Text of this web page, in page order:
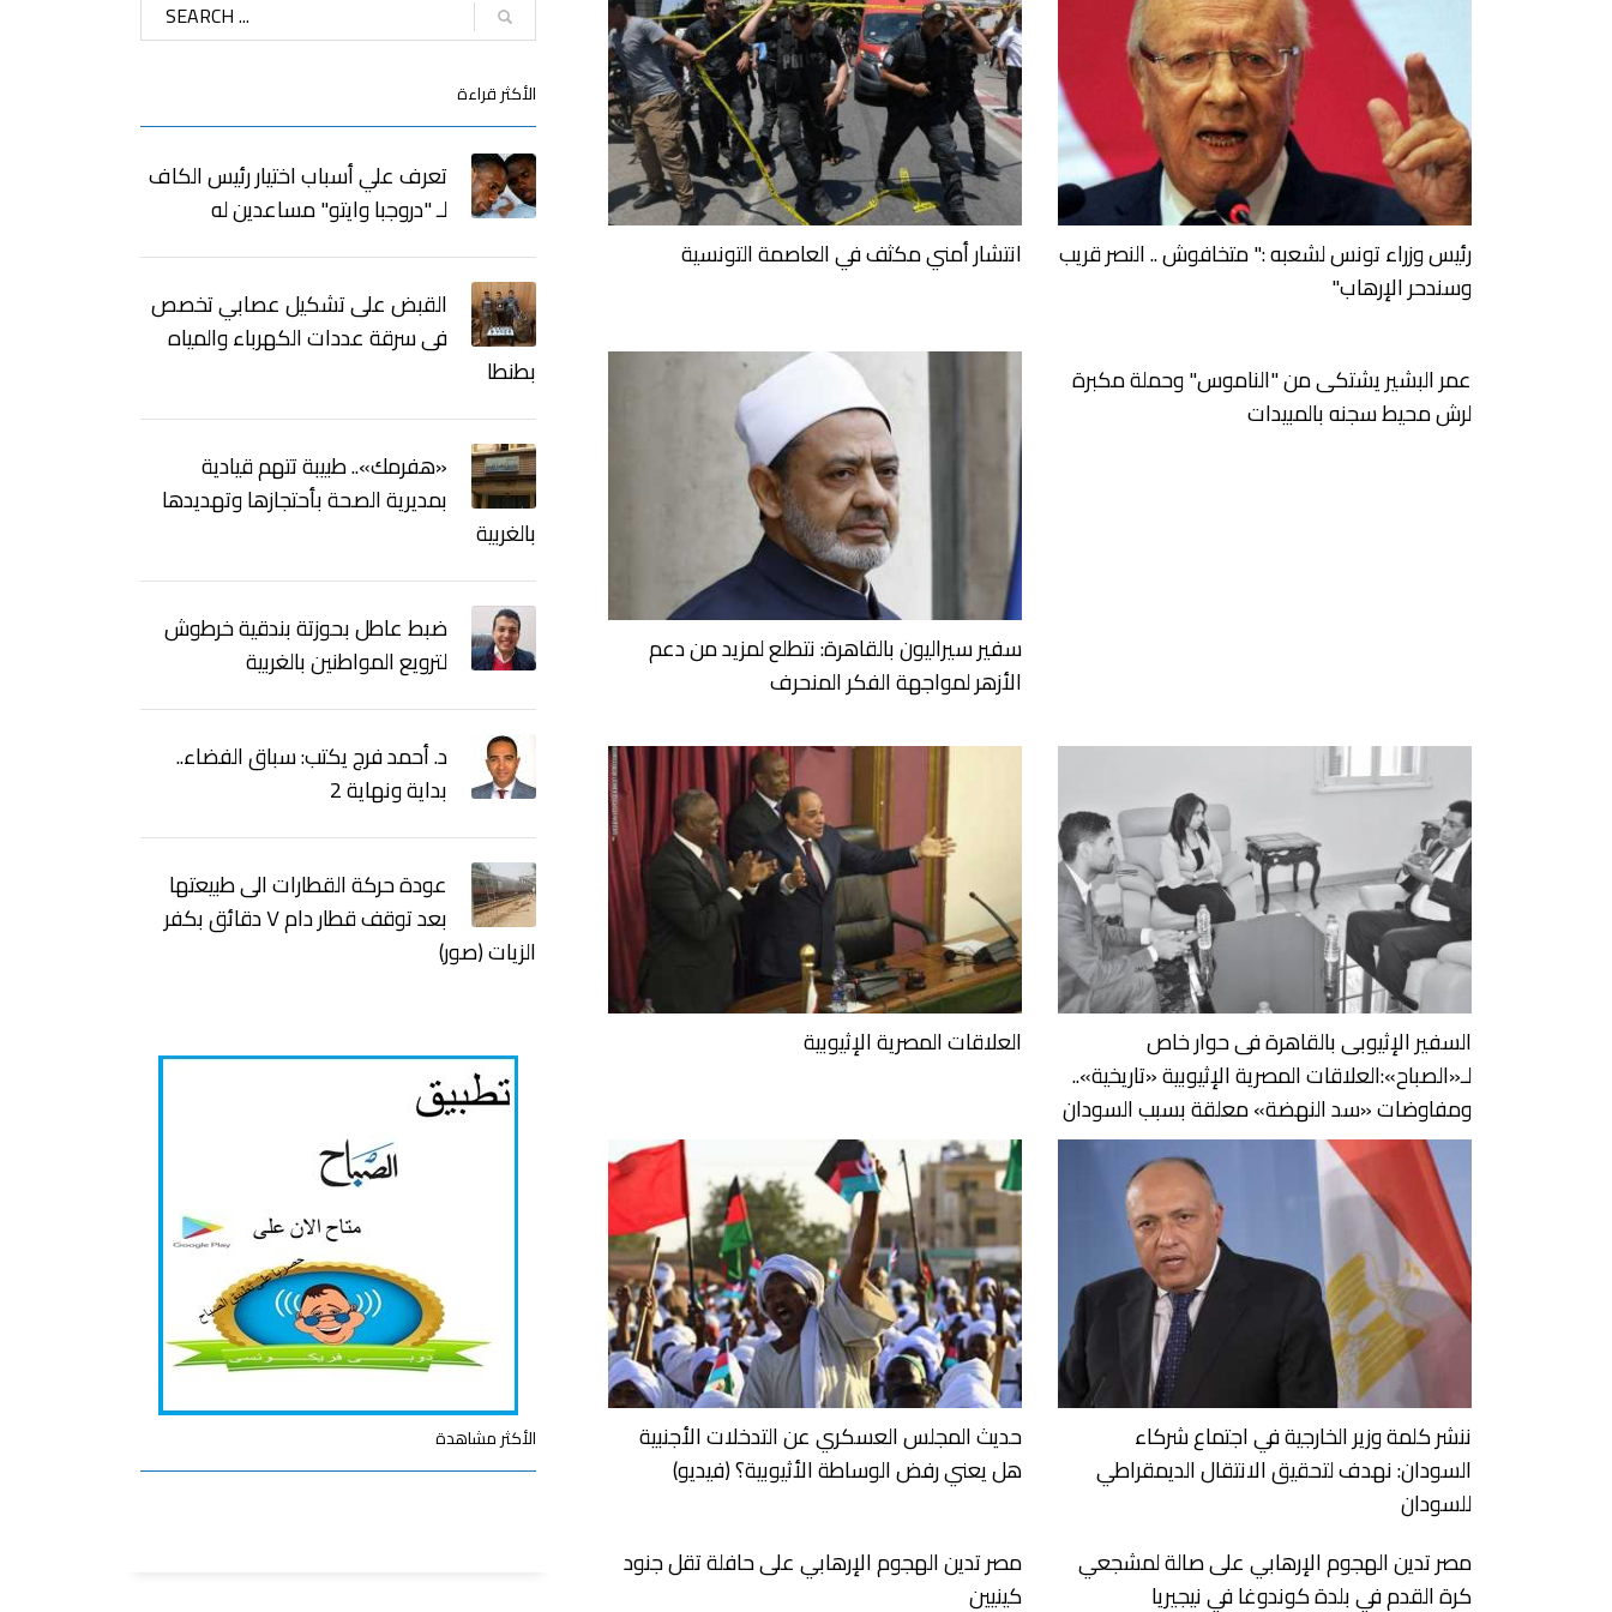
رئيس وزراء تونس لشعبه :" متخافوش .. النصر قريب
وسندحر الإرهاب"
انتشار أمني مكثف في العاصمة التونسية
عمر البشير يشتكى من "الناموس" وحملة مكبرة
لرش محيط سجنه بالمبيدات
سفير سيراليون بالقاهرة: نتطلع لمزيد من دعم
الأزهر لمواجهة الفكر المنحرف
السفير الإثيوبى بالقاهرة فى حوار خاص
لـ«الصباح»:العلاقات المصرية الإثيوبية «تاريخية»..
ومفاوضات «سد النهضة» معلقة بسبب السودان
العلاقات المصرية الإثيوبية
ننشر كلمة وزير الخارجية في اجتماع شركاء
السودان: نهدف لتحقيق الانتقال الديمقراطي
للسودان
حديث المجلس العسكري عن التدخلات الأجنبية
هل يعني رفض الوساطة الأثيوبية؟ (فيديو)
مصر تدين الهجوم الإرهابي على صالة لمشجعي
كرة القدم في بلدة كوندوغا في نيجيريا
مصر تدين الهجوم الإرهابي على حافلة تقل جنود
كينيين
الأكثر قراءة
تعرف علي أسباب اختيار رئيس الكاف
لـ "دروجبا وايتو" مساعدين له
القبض على تشكيل عصابي تخصص
فى سرقة عددات الكهرباء والمياه
بطنطا
«هفرمك».. طبيبة تتهم قيادية
بمديرية الصحة بأحتجازها وتهديدها
بالغربية
ضبط عاطل بحوزتة بندقية خرطوش
لترويع المواطنين بالغربية
د. أحمد فرج يكتب: سباق الفضاء..
بداية ونهاية 2
عودة حركة القطارات الى طبيعتها
بعد توقف قطار دام ٧ دقائق بكفر
الزيات (صور)
الأكثر مشاهدة